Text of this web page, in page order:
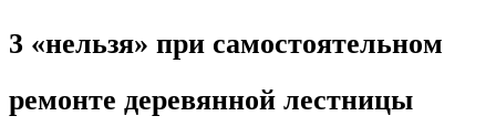
3 «нельзя» при самостоятельном
ремонте деревянной лестницы